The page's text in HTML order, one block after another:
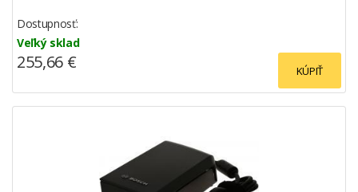
Dostupnosť:
Veľký sklad
KÚPIŤ
255,66 €